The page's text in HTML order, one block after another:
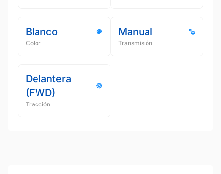
Blanco
Color
Manual
Transmisión
Delantera
(FWD)
Tracción